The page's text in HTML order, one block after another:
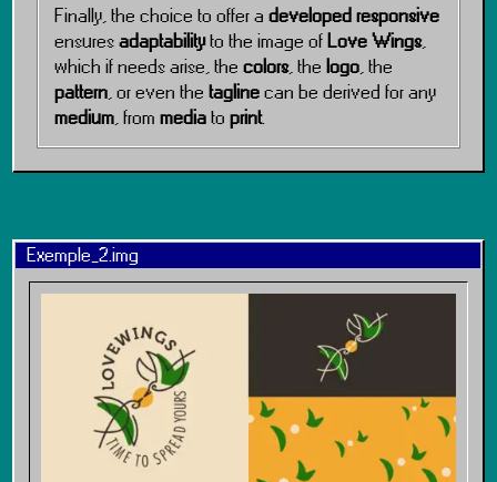
Finally, the choice to offer adeveloped responsive
ensuresadaptabilityto the image ofLove Wings,
which if needs arise, thecolors, thelogo, the
pattern, or even thetaglinecan be derived for any
medium, frommediatoprint.
Exemple_2.img